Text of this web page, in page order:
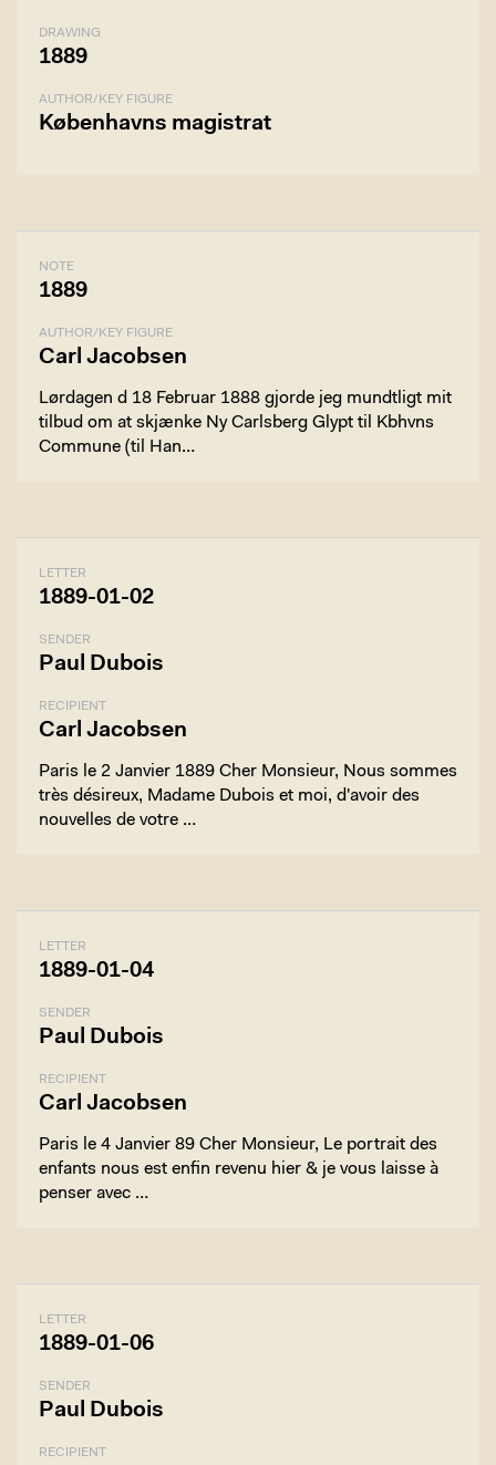
DRAWING
1889
AUTHOR/KEY FIGURE
Københavns magistrat
NOTE
1889
AUTHOR/KEY FIGURE
Carl Jacobsen
Lørdagen d 18 Februar 1888 gjorde jeg mundtligt mit
tilbud om at skjænke Ny Carlsberg Glypt til Kbhvns
Commune (til Han…
LETTER
1889-01-02
SENDER
Paul Dubois
RECIPIENT
Carl Jacobsen
Paris le 2 Janvier 1889 Cher Monsieur, Nous sommes
très désireux, Madame Dubois et moi, d'avoir des
nouvelles de votre …
LETTER
1889-01-04
SENDER
Paul Dubois
RECIPIENT
Carl Jacobsen
Paris le 4 Janvier 89 Cher Monsieur, Le portrait des
enfants nous est enfin revenu hier & je vous laisse à
penser avec …
LETTER
1889-01-06
SENDER
Paul Dubois
RECIPIENT